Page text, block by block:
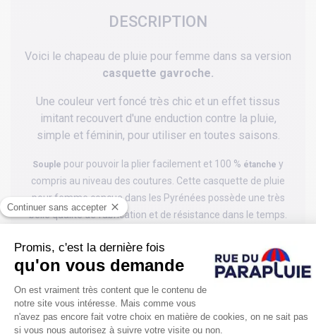
DESCRIPTION
Voici le chapeau de pluie pour femme dans sa version
casquette gavroche.
Une couleur vert foncé très chic et un effet tissus
imitant recouvert d'une enduction contre la pluie,
simple et féminin, pour utiliser en toutes saisons.
Souple pour pouvoir la plier facilement et 100 % étanche y
compris au niveau des coutures. Cette casquette de pluie
pour femme conçue dans les Pyrénées possède une très
belle qualité de fabrication et de résistance dans le temps.
Unélastiqueau niveau du tour de tête permet de bien
la positionner et la maintenir.